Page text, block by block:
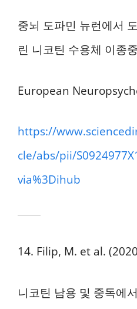
중뇌 도파민 뉴런에서
린 니코틴 수용체 이종
European
https://
cle/abs/pii/
via%3Dihub
14. Filip, M. et al.
니코틴 남용 및 중독에